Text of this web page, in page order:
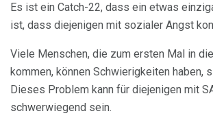
Es ist ein Catch-22, dass ein etwas
ist, dass diejenigen mit sozialer Angst
Viele Menschen, die zum ersten Mal in
kommen, können Schwierigkeiten haben,
Dieses Problem kann für diejenigen mit
schwerwiegend sein.